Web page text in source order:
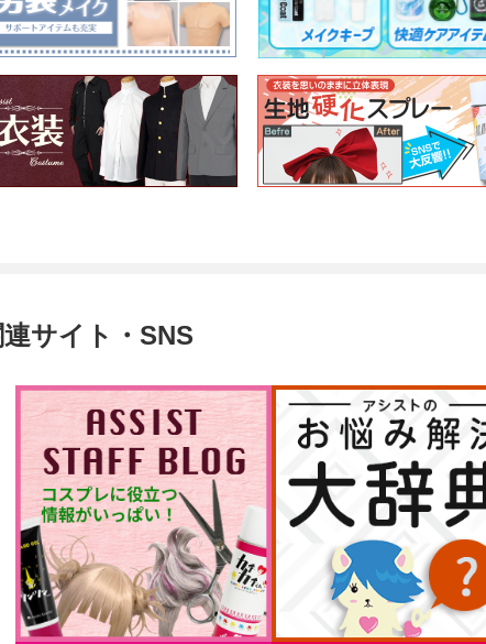
連サイト・SNS